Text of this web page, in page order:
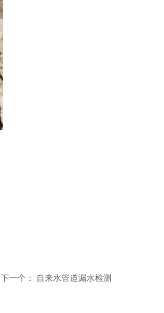
下一个： 自来水管道漏水检测